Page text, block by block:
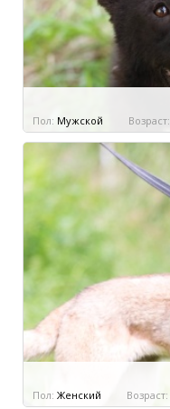
Пол: Мужской Возраст:
Пол: Женский Возраст: